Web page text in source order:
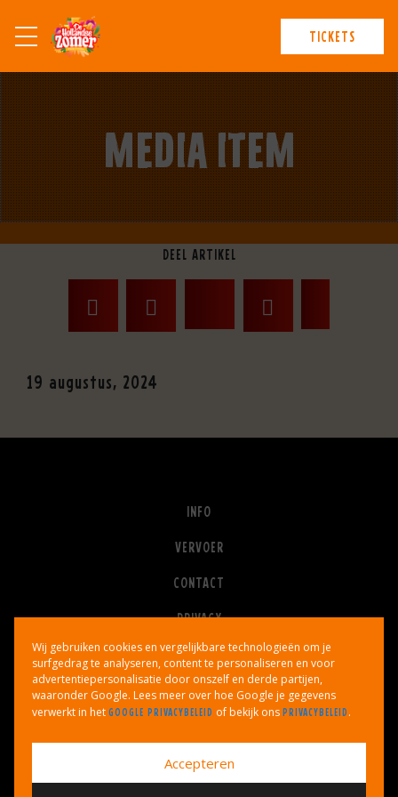
Wij gebruiken cookies en vergelijkbare technologieën om je
surfgedrag te analyseren, content te personaliseren en voor
advertentiepersonalisatie door onszelf en derde partijen,
waaronder Google. Lees meer over hoe Google je gegevens
verwerkt in het GOOGLE PRIVACYBELEID of bekijk ons PRIVACYBELEID .
Accepteren
TICKETS
MEDIA ITEM
DEEL ARTIKEL
19 augustus, 2024
INFO
VERVOER
CONTACT
PRIVACY
ALGEMENE VOORWAARDEN